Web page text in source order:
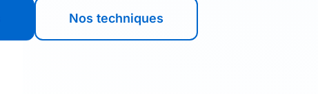
Nos techniques